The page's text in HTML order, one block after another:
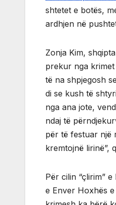
shtetet e botës,
ardhjen në
Zonja Kim,
prekur nga
të na shpjegosh
di se kush të
nga ana jote,
ndaj të
për të festuar një
kremtojnë lirinë”,
Për cilin “çlirim”
e Enver Hoxhës